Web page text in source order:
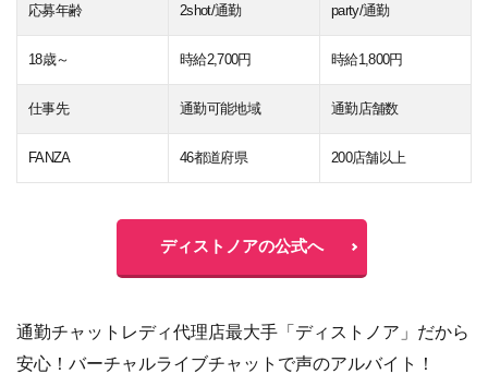
応募年齢 2shot/通勤 party/通勤
18歳～ 時給2,700円 時給1,800円
仕事先 通勤可能地域 通勤店舗数
FANZA 46都道府県 200店舗以上
ディストノアの公式へ
通勤チャットレディ代理店最大手「ディストノア」だから
安心！バーチャルライブチャットで声のアルバイト！